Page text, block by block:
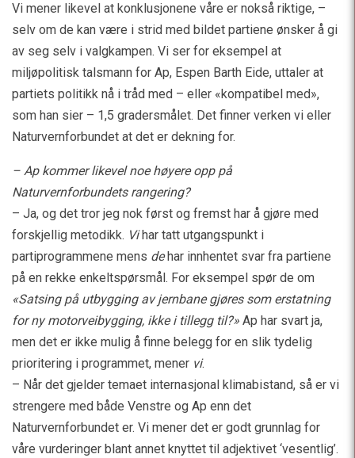
Vi mener likevel at konklusjonene våre er nokså riktige, –
selv om de kan være i strid med bildet partiene ønsker å gi
av seg selv i valgkampen. Vi ser for eksempel at
miljøpolitisk talsmann for Ap, Espen Barth Eide, uttaler at
partiets politikk nå i tråd med – eller «kompatibel med»,
som han sier – 1,5 gradersmålet. Det finner verken vi eller
Naturvernforbundet at det er dekning for.
– Ap kommer likevel noe høyere opp på
Naturvernforbundets rangering?
– Ja, og det tror jeg nok først og fremst har å gjøre med
forskjellig metodikk. Vihar tatt utgangspunkt i
partiprogrammene mens dehar innhentet svar fra partiene
på en rekke enkeltspørsmål. For eksempel spør de om
«Satsing på utbygging av jernbane gjøres som erstatning
for ny motorveibygging, ikke i tillegg til?» Ap har svart ja,
men det er ikke mulig å finne belegg for en slik tydelig
prioritering i programmet, mener vi.
– Når det gjelder temaet internasjonal klimabistand, så er vi
strengere med både Venstre og Ap enn det
Naturvernforbundet er. Vi mener det er godt grunnlag for
våre vurderinger blant annet knyttet til adjektivet ‘vesentlig’.